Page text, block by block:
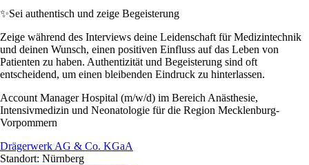
✨Sei authentisch und zeige Begeisterung
Zeige während des Interviews deine Leidenschaft für Medizintechnik
und deinen Wunsch, einen positiven Einfluss auf das Leben von
Patienten zu haben. Authentizität und Begeisterung sind oft
entscheidend, um einen bleibenden Eindruck zu hinterlassen.
Account Manager Hospital (m/w/d) im Bereich Anästhesie,
Intensivmedizin und Neonatologie für die Region Mecklenburg-
Vorpommern
Drägerwerk AG & Co. KGaA
Standort: Nürnberg